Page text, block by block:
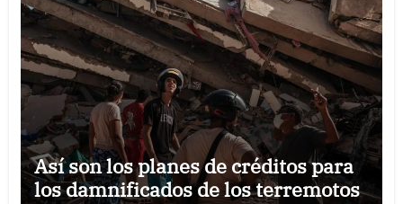
Así son los planes de créditos para
los damnificados de los terremotos